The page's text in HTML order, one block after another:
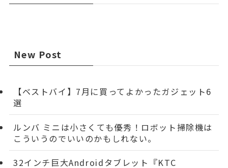
New Post
【ベストバイ】7月に買ってよかったガジェット6
選
ルンバ ミニは小さくても優秀！ロボット掃除機は
こういうのでいいのかもしれない。
32インチ巨大Androidタブレット『KTC